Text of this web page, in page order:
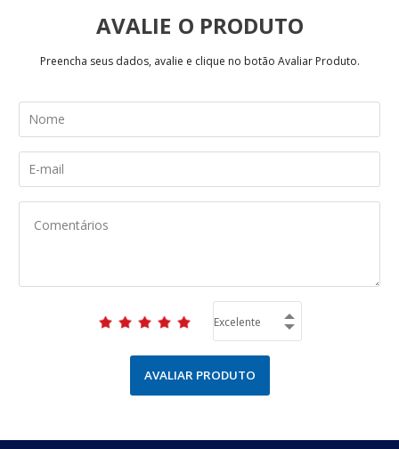
AVALIE
Preencha seus dados, avalie e clique no botão Avaliar Produto.
AVALIAR PRODUTO